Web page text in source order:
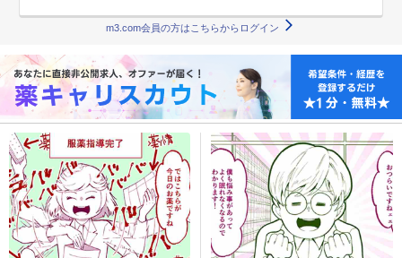
m3.com会員の方はこちらからログイン